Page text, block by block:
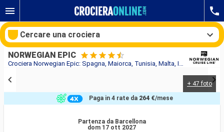
Crociera Norwegian Epic: Spagna, Maiorca, Tunisia, Malta, Italia in partenza da Barcellona
NORWEGIAN EPIC
+ 47 foto
Partenza da Barcellona
dom 17 ott 2027
Paga in 4 rate da264 €/mese
Cercare una crociera